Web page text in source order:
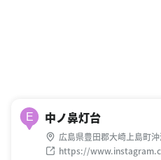
E 中ノ鼻灯台
広島県豊田郡大崎上島町
https://